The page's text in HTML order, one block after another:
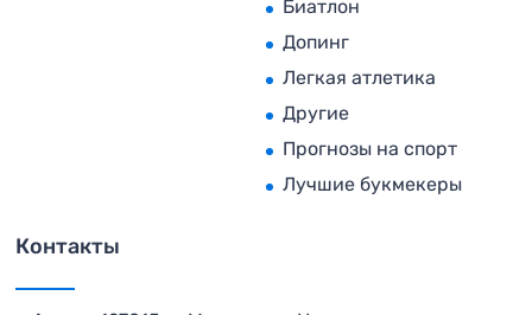
Биатлон
Допинг
Легкая атлетика
Другие
Прогнозы на спорт
Лучшие букмекеры
Контакты